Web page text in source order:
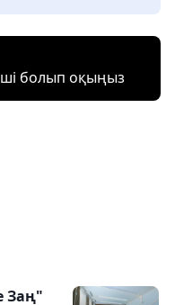
болып оқыңыз
Заң"